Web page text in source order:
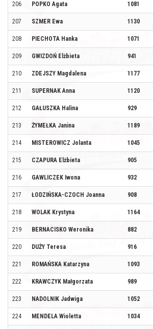
206 POPKO Agata 1081
207 SZMER Ewa 1130
208 PIECHOTA Hanka 1071
209 GWIZDOŃ Elżbieta 941
210 ZDEJSZY Magdalena 1177
211 SUPERNAK Anna 1120
212 GAŁUSZKA Halina 929
213 ŻYMEŁKA Janina 1189
214 MISTEROWICZ Jolanta 1045
215 CZAPURA Elżbieta 905
216 GAWLICZEK Iwona 932
217 ŁODZIŃSKA-CZOCH Joanna 908
218 WOLAK Krystyna 1164
219 BERNACISKO Weronika 882
220 DUŻY Teresa 916
221 ROMAŃSKA Katarzyna 1093
222 KRAWCZYK Małgorzata 989
223 NADOLNIK Jadwiga 1052
224 MENDELA Wioletta 1034